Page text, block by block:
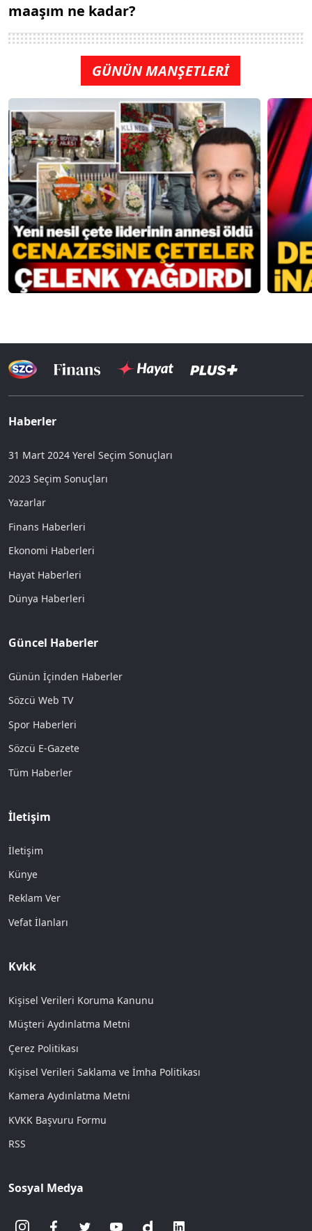
maaşım ne kadar?
GÜNÜN MANŞETLERİ
Haberler
31 Mart 2024 Yerel Seçim Sonuçları
2023 Seçim Sonuçları
Yazarlar
Finans Haberleri
Ekonomi Haberleri
Hayat Haberleri
Dünya Haberleri
Güncel Haberler
Günün İçinden Haberler
Sözcü Web TV
Spor Haberleri
Sözcü E-Gazete
Tüm Haberler
İletişim
İletişim
Künye
Reklam Ver
Vefat İlanları
Kvkk
Kişisel Verileri Koruma Kanunu
Müşteri Aydınlatma Metni
Çerez Politikası
Kişisel Verileri Saklama ve İmha Politikası
Kamera Aydınlatma Metni
KVKK Başvuru Formu
RSS
Sosyal Medya